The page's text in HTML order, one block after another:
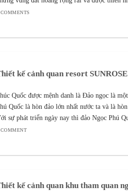
kế cảnh quan resort
Quốc được mệnh danh là Đảo ngọc là
Quốc là hòn đảo lớn nhất nước ta và là
sự phát triển ngày nay thì đảo Ngọc Phú
COMMENT
kế cảnh quan khu tham quan